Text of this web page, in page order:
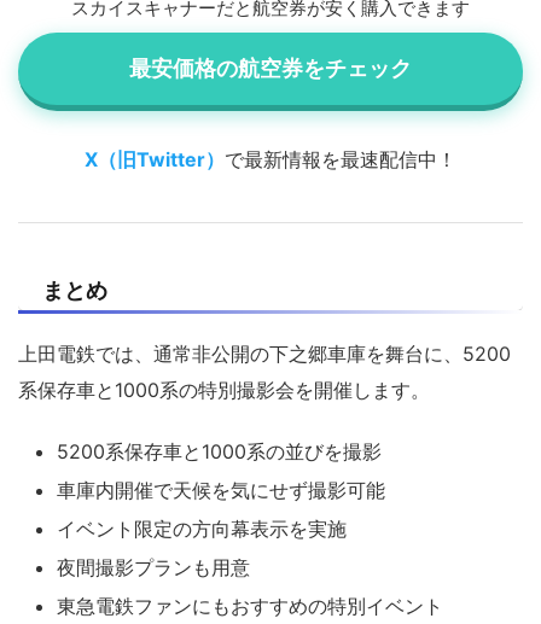
スカイスキャナーだと航空券が安く購入できます
最安価格の航空券をチェック
X（旧Twitter） で最新情報を最速配信中！
まとめ
上田電鉄では、通常非公開の下之郷車庫を舞台に、5200
系保存車と1000系の特別撮影会を開催します。
5200系保存車と1000系の並びを撮影
車庫内開催で天候を気にせず撮影可能
イベント限定の方向幕表示を実施
夜間撮影プランも用意
東急電鉄ファンにもおすすめの特別イベント